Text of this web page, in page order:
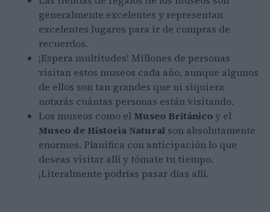
generalmente excelentes y representan
excelentes lugares para ir de compras de
recuerdos.
¡Espera multitudes! Millones de personas
visitan estos museos cada año, aunque algunos
de ellos son tan grandes que ni siquiera
notarás cuántas personas están visitando.
Los museos como elMuseo Británicoy el
Museo de Historia Natural son absolutamente
enormes. Planifica con anticipación lo que
deseas visitar allí y tómate tu tiempo.
¡Literalmente podrías pasar días allí.